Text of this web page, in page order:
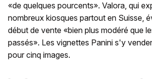
«de quelques pourcents». Valora, qui
nombreux kiosques partout en Suisse,
début de vente «bien plus modéré que
passés». Les vignettes Panini s'y
pour cinq images.